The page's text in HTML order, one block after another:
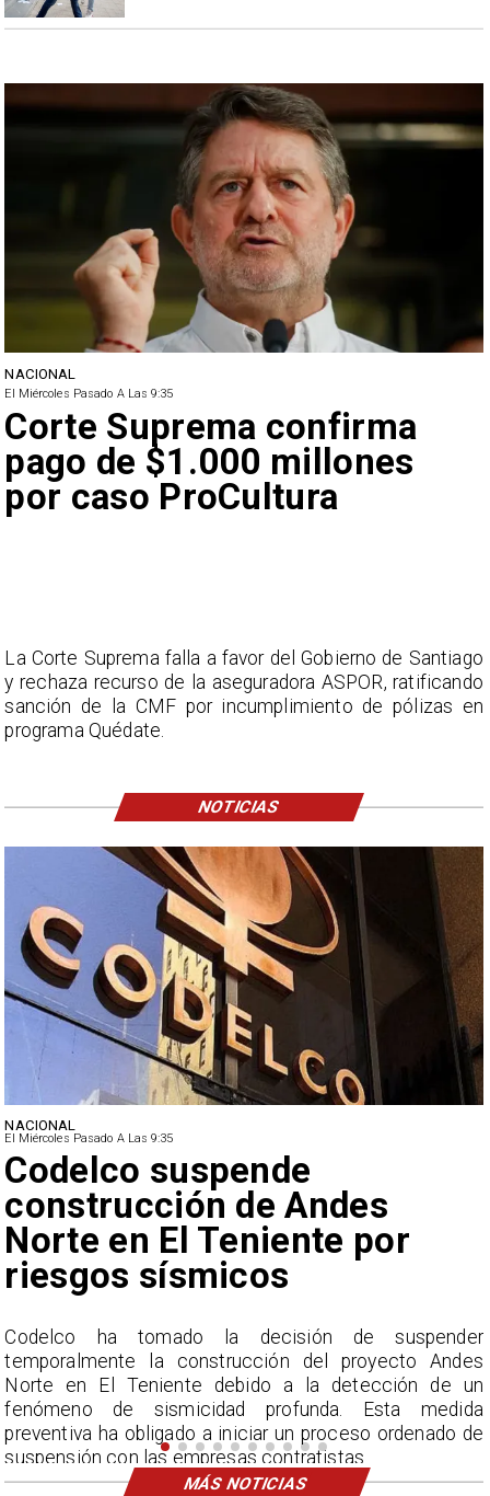
un
de
NACIONAL
El Miércoles Pasado A Las 9:35
Lluvias históricas en
ciudades alcanzan
nunca vistos
La Dirección Meteorológica de Chile
acumulados sin precedentes en julio y pronostica
por encima del promedio en agosto.
NACIONAL
El Miércoles Pasado A Las 9:35
Corte Suprema confirma
pago de $1.000 millones
por caso ProCultura
La Corte Suprema falla a favor del Gobierno de Santiago
y rechaza recurso de la aseguradora ASPOR, ratificando
sanción de la CMF por incumplimiento de pólizas en
programa Quédate.
NOTICIAS
MÁS NOTICIAS